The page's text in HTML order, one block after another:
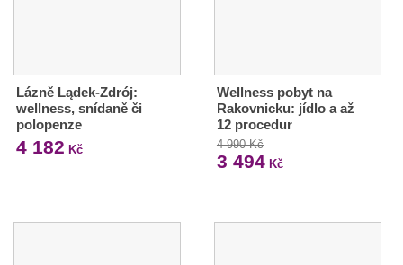
Lázně Lądek-Zdrój:
wellness, snídaně či
polopenze
4 182 Kč
Wellness pobyt na
Rakovnicku: jídlo a až
12 procedur
4 990 Kč
3 494Kč